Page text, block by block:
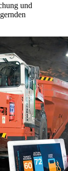
und